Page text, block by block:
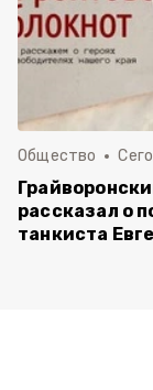
Общество
рассказал о
танкиста